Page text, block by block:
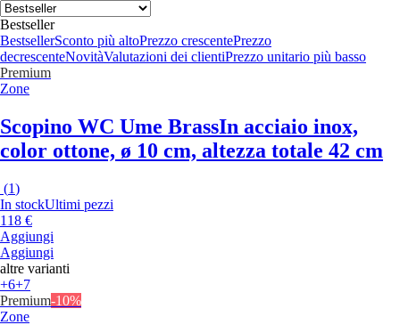
Bestseller
BestsellerSconto più altoPrezzo crescentePrezzo
decrescenteNovitàValutazioni dei clientiPrezzo unitario più basso
Premium
Zone
Scopino WC Ume BrassIn acciaio inox,
color ottone, ø 10 cm, altezza totale 42 cm
(1)
In stockUltimi pezzi
118 €
Aggiungi
Aggiungi
altre varianti
+6+7
Premium-10%
Zone